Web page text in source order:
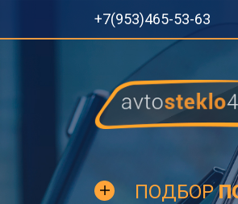
+7(953)465-53-63
ПОДБОР